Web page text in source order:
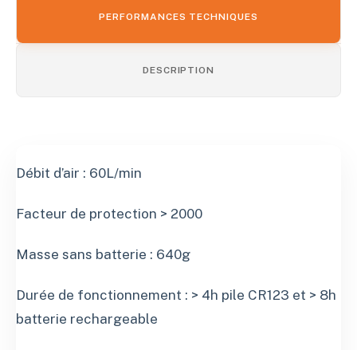
PERFORMANCES TECHNIQUES
DESCRIPTION
Débit d’air : 60L/min
Facteur de protection > 2000
Masse sans batterie : 640g
Durée de fonctionnement : > 4h pile CR123 et > 8h
batterie rechargeable